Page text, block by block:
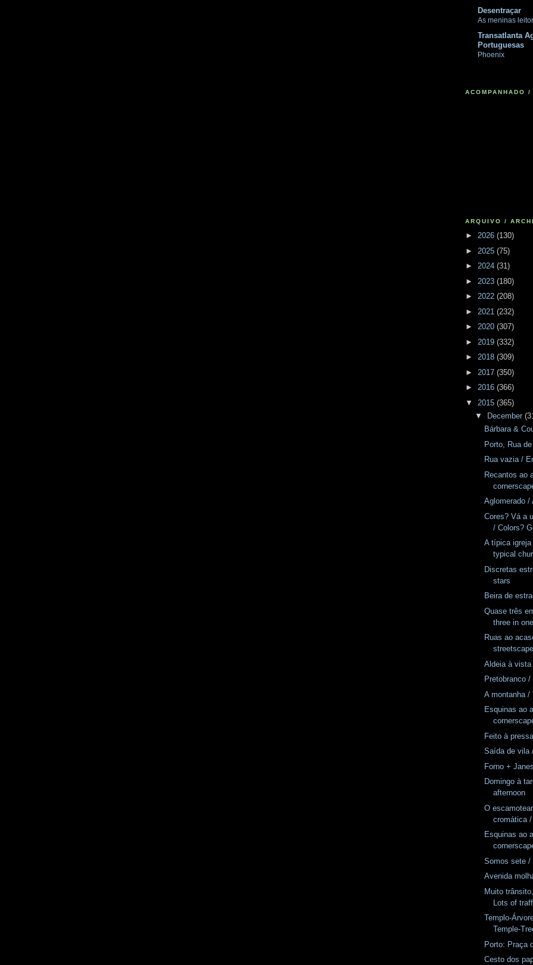
Desentraçar
As meninas
Transatlanta
Portuguesas
Phoenix
ACOMPANHADO
ARQUIVO /
► 2026 (130)
► 2025 (75)
► 2024 (31)
► 2023 (180)
► 2022 (208)
► 2021 (232)
► 2020 (307)
► 2019 (332)
► 2018 (309)
► 2017 (350)
► 2016 (366)
▼ 2015 (365)
▼
December
Bárbara &
Porto, Rua de
Rua vazia /
Recantos ao
Aglomerado /
Cores? Vá a
/ Colors?
A típica
typical
Discretas
stars
Beira de
Quase três
three in one
Ruas ao
Aldeia à
Pretobranco
A montanha /
Esquinas ao
Feito à
Saída de vila
Forno + Janes
Domingo à
afternoon
O
cromática /
Esquinas ao
Somos sete /
Avenida
Muito
Lots of
Templo-
Temple-
Porto: Praça
Cesto dos